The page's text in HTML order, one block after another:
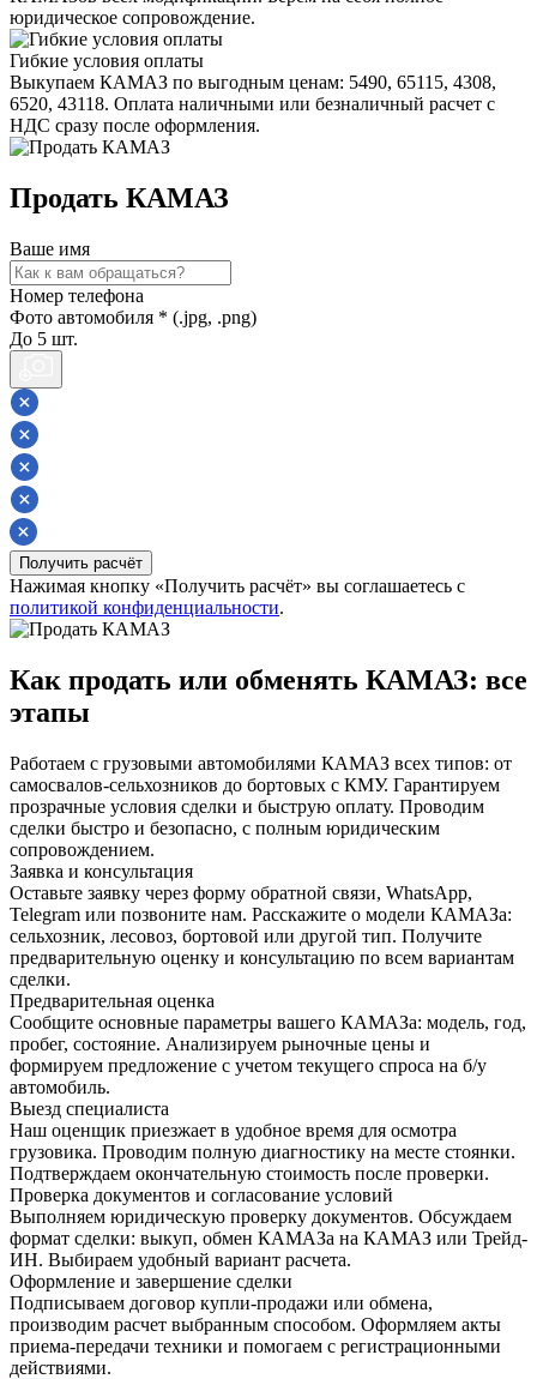
юридическое сопровождение.
Гибкие условия оплаты
Выкупаем КАМАЗ по выгодным ценам: 5490, 65115, 4308,
6520, 43118. Оплата наличными или безналичный расчет с
НДС сразу после оформления.
Продать КАМАЗ
Ваше имя
Номер телефона
Фото автомобиля * (.jpg, .png)
До 5 шт.
Получить расчёт
Нажимая кнопку «Получить расчёт» вы соглашаетесь с
политикой конфиденциальности.
Как продать или обменять КАМАЗ: все
этапы
Работаем с грузовыми автомобилями КАМАЗ всех типов: от
самосвалов-сельхозников до бортовых с КМУ. Гарантируем
прозрачные условия сделки и быструю оплату. Проводим
сделки быстро и безопасно, с полным юридическим
сопровождением.
Заявка и консультация
Оставьте заявку через форму обратной связи, WhatsApp,
Telegram или позвоните нам. Расскажите о модели КАМАЗа:
сельхозник, лесовоз, бортовой или другой тип. Получите
предварительную оценку и консультацию по всем вариантам
сделки.
Предварительная оценка
Сообщите основные параметры вашего КАМАЗа: модель, год,
пробег, состояние. Анализируем рыночные цены и
формируем предложение с учетом текущего спроса на б/у
автомобиль.
Выезд специалиста
Наш оценщик приезжает в удобное время для осмотра
грузовика. Проводим полную диагностику на месте стоянки.
Подтверждаем окончательную стоимость после проверки.
Проверка документов и согласование условий
Выполняем юридическую проверку документов. Обсуждаем
формат сделки: выкуп, обмен КАМАЗа на КАМАЗ или Трейд-
ИН. Выбираем удобный вариант расчета.
Оформление и завершение сделки
Подписываем договор купли-продажи или обмена,
производим расчет выбранным способом. Оформляем акты
приема-передачи техники и помогаем с регистрационными
действиями.